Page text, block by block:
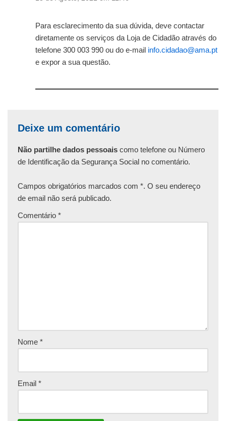
Para esclarecimento da sua dúvida, deve contactar
diretamente os serviços da Loja de Cidadão através do
telefone 300 003 990 ou do e-mail info.cidadao@ama.pt
e expor a sua questão.
Deixe um comentário
Não partilhe dados pessoais como telefone ou Número
de Identificação da Segurança Social no comentário.
Campos obrigatórios marcados com *. O seu endereço
de email não será publicado.
Comentário *
Nome *
Email *